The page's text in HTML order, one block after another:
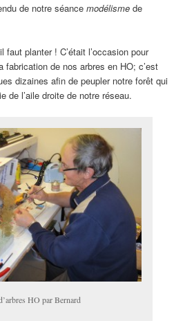
de notre séancemodélisme de
faut planter ! C’était l’occasion pour
fabrication de nos arbres en HO; c’est
dizaines afin de peupler notre forêt qui
de l’aile droite de notre réseau.
HO par Bernard